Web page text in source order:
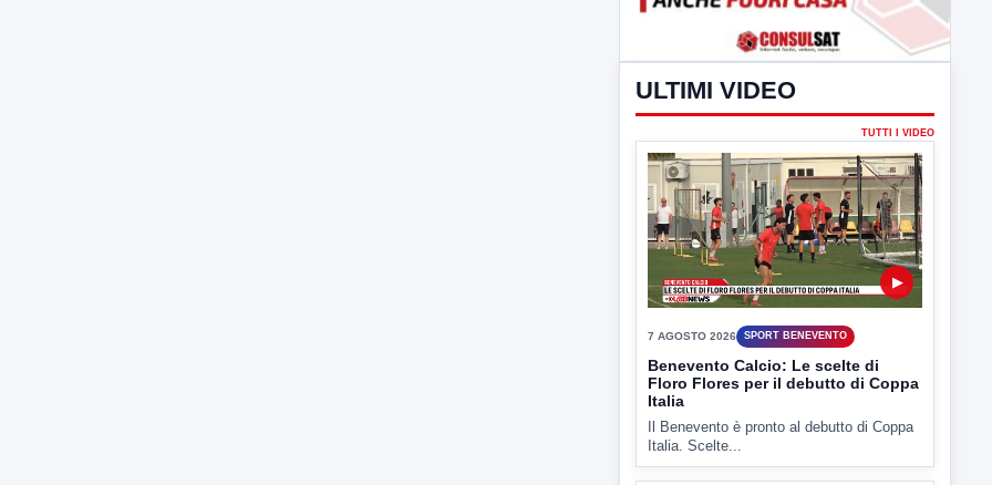
ULTIMI VIDEO
TUTTI I VIDEO
▶
7 AGOSTO 2026 SPORT BENEVENTO
Benevento Calcio: Le scelte di
Floro Flores per il debutto di Coppa
Italia
Il Benevento è pronto al debutto di Coppa
Italia. Scelte...